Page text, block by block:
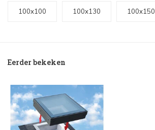
100x100 100x130 100x150
Eerder bekeken